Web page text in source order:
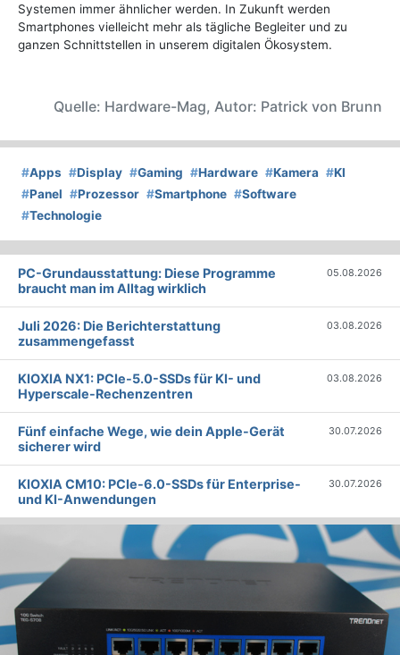
Systemen immer ähnlicher werden. In Zukunft werden
Smartphones vielleicht mehr als tägliche Begleiter und zu
ganzen Schnittstellen in unserem digitalen Ökosystem.
Quelle: Hardware-Mag, Autor: Patrick von Brunn
#Apps #Display #Gaming #Hardware #Kamera #KI
#Panel #Prozessor #Smartphone #Software
#Technologie
PC-Grundausstattung: Diese Programme
braucht man im Alltag wirklich
05.08.2026
Juli 2026: Die Bericht­erstattung
zusammengefasst
03.08.2026
KIOXIA NX1: PCIe-5.0-SSDs für KI- und
Hyperscale-Rechenzentren
03.08.2026
Fünf einfache Wege, wie dein Apple-Gerät
sicherer wird
30.07.2026
KIOXIA CM10: PCIe-6.0-SSDs für Enterprise-
und KI-Anwendungen
30.07.2026